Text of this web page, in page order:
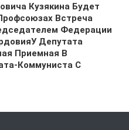
Кузякина Будет
Встреча
Федерации
Депутата
Приемная В
Коммуниста С